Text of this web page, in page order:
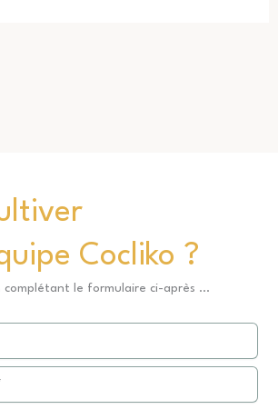
Cocliko ?
complétant le formulaire ci-après …